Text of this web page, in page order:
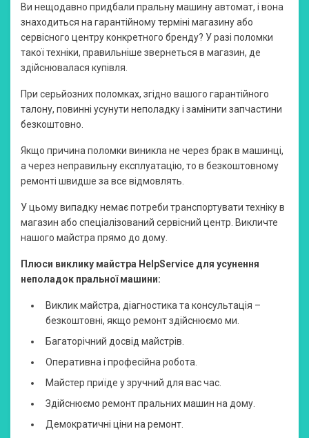
Ви нещодавно придбали пральну машину автомат, і вона
знаходиться на гарантійному терміні магазину або
сервісного центру конкретного бренду? У разі поломки
такої техніки, правильніше звернеться в магазин, де
здійснювалася купівля.
При серьйозних поломках, згідно вашого гарантійного
талону, повинні усунути неполадку і замінити запчастини
безкоштовно.
Якщо причина поломки виникла не через брак в машинці,
а через неправильну експлуатацію, то в безкоштовному
ремонті швидше за все відмовлять.
У цьому випадку немає потреби транспортувати техніку в
магазин або спеціалізований сервісний центр. Викличте
нашого майстра прямо до дому.
Плюси виклику майстра HelpService для усунення
неполадок пральної машини:
Виклик майстра, діагностика та консультація –
безкоштовні, якщо ремонт здійснюємо ми.
Багаторічний досвід майстрів.
Оперативна і професійна робота.
Майстер приїде у зручний для вас час.
Здійснюємо ремонт пральних машин на дому.
Демократичні ціни на ремонт.